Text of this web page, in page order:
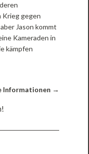
Krieg gegen
Jason kommt
Kameraden in
kämpfen
Informationen →